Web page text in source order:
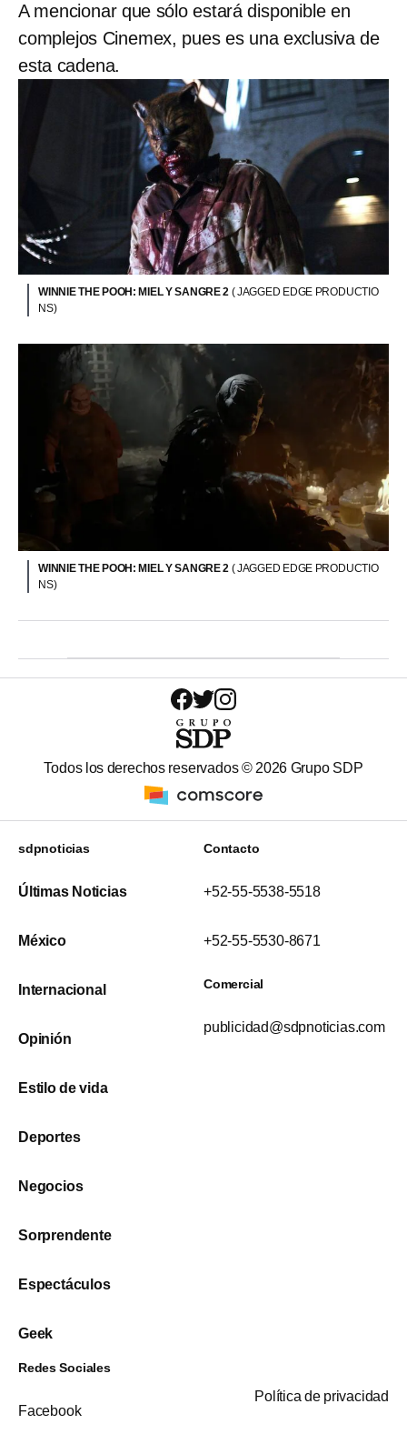
A mencionar que sólo estará disponible en
complejos Cinemex, pues es una exclusiva de
esta cadena.
WINNIE THE POOH: MIEL Y SANGRE 2 ( JAGGED EDGE PRODUCTIO
NS)
WINNIE THE POOH: MIEL Y SANGRE 2 ( JAGGED EDGE PRODUCTIO
NS)
Todos los derechos reservados © 2026 Grupo SDP
sdpnoticias
Últimas Noticias
México
Internacional
Opinión
Estilo de vida
Deportes
Negocios
Sorprendente
Espectáculos
Geek
Contacto
+52-55-5538-5518
+52-55-5530-8671
Comercial
publicidad@sdpnoticias.com
Redes Sociales
Facebook
Política de privacidad